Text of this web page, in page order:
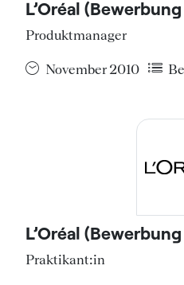
L’Oréal
Produktmanager
November 2010
L’Oréal
Praktikant:in